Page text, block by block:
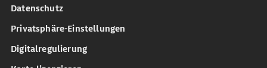
Datenschutz
Privatsphäre-Einstellungen
Digitalregulierung